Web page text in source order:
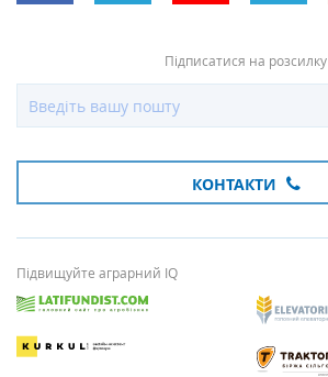
Підписатися на розсилку
КОНТАКТИ
Підвищуйте аграрний IQ